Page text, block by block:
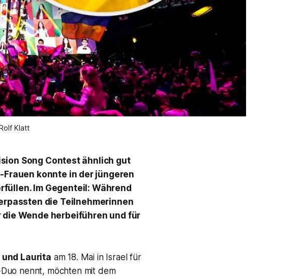
Klatt
Song Contest ähnlich gut
Frauen konnte in der jüngeren
Im Gegenteil: Während
die Teilnehmerinnen
Wende herbeiführen und für
Laurita am 18. Mai in Israel für
nennt, möchten mit dem